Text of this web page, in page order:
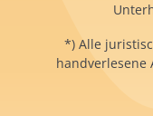
*) Alle
handverlesene